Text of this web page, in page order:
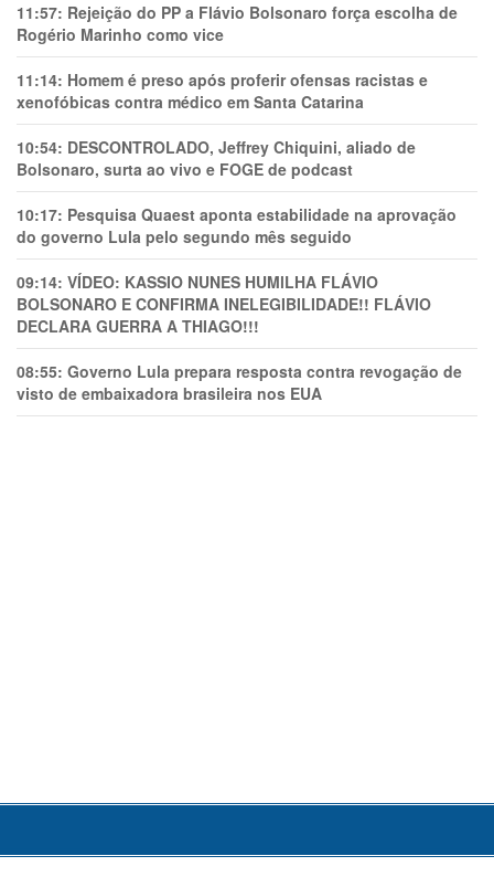
11:57: Rejeição do PP a Flávio Bolsonaro força escolha de
Rogério Marinho como vice
11:14: Homem é preso após proferir ofensas racistas e
xenofóbicas contra médico em Santa Catarina
10:54: DESCONTROLADO, Jeffrey Chiquini, aliado de
Bolsonaro, surta ao vivo e FOGE de podcast
10:17: Pesquisa Quaest aponta estabilidade na aprovação
do governo Lula pelo segundo mês seguido
09:14: VÍDEO: KASSIO NUNES HUMlLHA FLÁVIO
BOLSONARO E CONFIRMA INELEGIBILIDADE!! FLÁVIO
DECLARA GUERRA A THIAGO!!!
08:55: Governo Lula prepara resposta contra revogação de
visto de embaixadora brasileira nos EUA